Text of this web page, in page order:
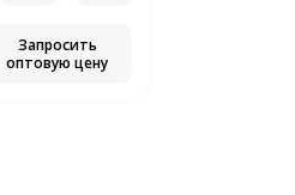
Запросить
оптовую цену